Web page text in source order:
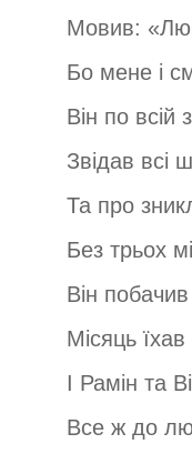
Мовив:
Бо мене і
Він по всій
Звідав всі
Та про
Без трьох
Він
Місяць
І Рамін та
Все ж до